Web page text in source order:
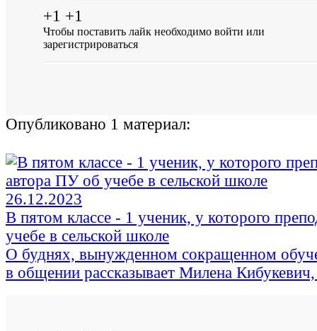
+1 +1
Чтобы поставить лайк необходимо войти или
зарегистрироваться
Опубликовано 1 материал:
26.12.2023
В пятом классе - 1 ученик, у которого
учебе в сельской школе
О буднях, вынужденном сокращенном
в общении рассказывает Милена